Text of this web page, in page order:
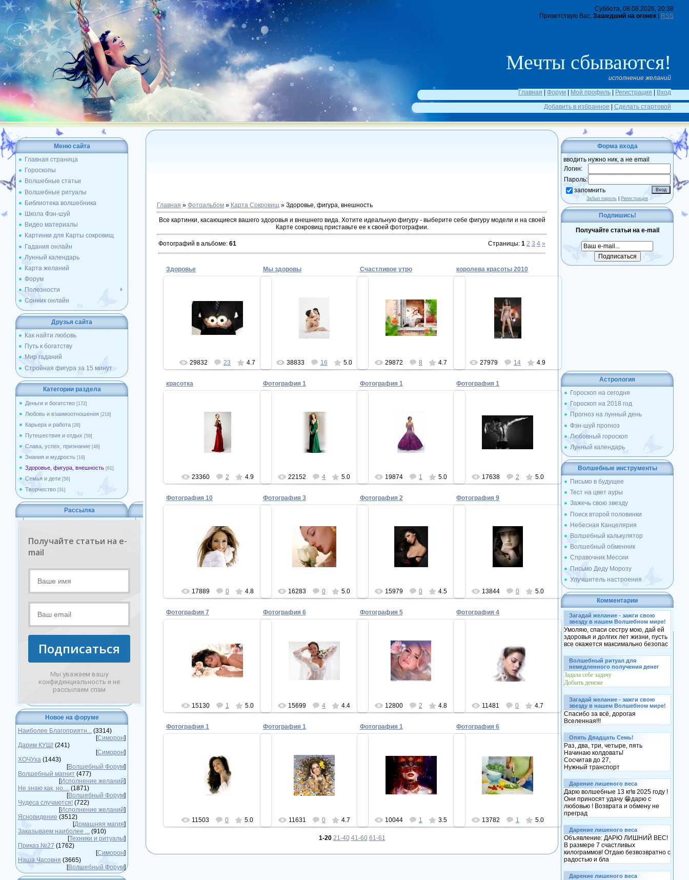
Суббота, 08.08.2026, 20:38
Приветствую Вас, Зашедший на огонек RSS
Мечты сбываются!
исполнение желаний
Главная
Форум Мой профиль Регистрация
Вход
Добавить в избранное
Сделать стартовой
Меню сайта
Главная страница
Гороскопы
Волшебные статьи
Волшебные ритуалы
Библиотека волшебника
Школа Фэн-шуй
Видео материалы
Картинки для Карты сокровищ
Гадания онлайн
Лунный календарь
Карта желаний
Форум
Полезности
Сонник онлайн
Друзья сайта
Как найти любовь
Путь к богатству
Мир гаданий
Стройная фигура за 15 минут
Категории раздела
Деньги и богатство [172]
Любовь и взаимоотношения [218]
Карьера и работа [26]
Путешествия и отдых [59]
Слава, успех, признание [48]
Знания и мудрость [19]
Здоровье, фигура, внешность [61]
Семья и дети [56]
Творчество [31]
Рассылка
Получайте статьи на e-
mail
Подписаться
Мы уважаем вашу
конфиденциальность и не
рассылаем спам
Новое на форуме
Наиболее Благоприятн... (3314)
[Симорон]
Дарим КУШ! (241)
[Симорон]
ХОЧУха (1443)
[Волшебный Форум]
Волшебный магнит (477)
[Исполнение желаний]
Не знаю как, но.... (1871)
[Волшебный Форум]
Чудеса случаются! (722)
[Исполнение желаний]
Ясновидение (3512)
[Домашняя магия]
Заказываем наиболее ... (910)
[Техники и ритуалы]
Приказ №27 (1762)
[Симорон]
Наша Часовня (3665)
[Волшебный Форум]
Главная » Фотоальбом » Карта Сокровищ » Здоровье, фигура, внешность
Все картинки, касающиеся вашего здоровья и внешнего вида. Хотите идеальную фигуру - выберите себе фигуру модели и на своей
Карте сокровищ приставьте ее к своей фотографии.
Фотографий в альбоме: 61 Страницы: 1 2 3 4 »
Здоровье
17.12.2010
организм работает как часы
Superman
29832 23 4.7
Мы здоровы
17.12.2010
Мы здоровы и счастливвы
Superman
38833 16 5.0
Счастливое утро
15.12.2010
Счастливое утро)
slon016
29872 8 4.7
королева красоты 2010
17.11.2010
стройная фигура, красивая
внешность, молодость
tasha78
27979 14 4.9
красотка
17.11.2010
стройная фигура, красивая
внешность, молодость
tasha78
23360 2 4.9
Фотография 1
15.05.2010
У меня перкрасная внешность.
МИРАЖка
22152 4 5.0
Фотография 1
15.05.2010
У меня очень стройная фигура.
МИРАЖка
19874 1 5.0
Фотография 1
СПОРТИВНАЯ ФИГУРА,
ПРИВЛЕКАТЕЛЬНАЯ
ВНЕШНОСТЬ ИЗБЫТОЧНАЯ
СЕКСУАЛЬНОСТЬ !!!!
17638 2 5.0
Фотография 10
15.04.2010
красота
ПЕРИ
17889 0 4.8
Фотография 3
15.04.2010
красота
ПЕРИ
16283 0 5.0
Фотография 2
15.04.2010
красота
ПЕРИ
15979 0 4.5
Фотография 9
15.04.2010
красота
ПЕРИ
13844 0 5.0
Фотография 7
15.04.2010
красота
ПЕРИ
15130 1 5.0
Фотография 6
15.04.2010
красота
ПЕРИ
15699 4 4.4
Фотография 5
15.04.2010
красота
ПЕРИ
12800 2 4.8
Фотография 4
15.04.2010
красота
ПЕРИ
11481 0 4.7
Фотография 1
15.04.2010
красота
ПЕРИ
11503 0 5.0
Фотография 1
20.03.2010
Видящая
11631 0 4.7
Фотография 1
14.03.2010
-Lely-
10044 1 3.5
Фотография 6
12.02.2010
marquise
13782 1 5.0
1-20 21-40 41-60 61-61
Форма входа
вводить нужно ник, а не email
Логин:
Пароль:
запомнить
Забыл пароль Регистрация
Подпишись!
Получайте статьи на e-mail
Астрология
Гороскоп на сегодня
Гороскоп на 2018 год
Прогноз на лунный день
Фэн-шуй прогноз
Любовный гороскоп
Лунный календарь
Волшебные инструменты
Письмо в будущее
Тест на цвет ауры
Зажечь свою звезду
Поиск второй половинки
Небесная Канцелярия
Волшебный калькулятор
Волшебный обменник
Справочник Мессии
Письмо Деду Морозу
Улучшитель настроения
Комментарии
Загадай желание - зажги свою
звезду в нашем Волшебном мире!
Умоляю, спаси сестру мою, дай ей
здоровья и долгих лет жизни, пусть
все окажется максимально безопас
Волшебный ритуал для
немедленного получения денег
Задала себе задачу
Добыть денеже
Загадай желание - зажги свою
звезду в нашем Волшебном мире!
Спасибо за всё, дорогая
Вселенная!!!
Опять Двадцать Семь!
Раз, два, три, четыре, пять
Начинаю колдовать!
Сосчитав до 27,
Нужный транспорт
Дарение лишеного веса
Дарю волшебные 13 кг!в 2025 году !
Они приносят удачу 😁дарю с
любовью ! Возврата и обмену не
преград
Дарение лишеного веса
Объявление: ДАРЮ ЛИШНИЙ ВЕС!
В размере 7 счастливых
килограммов! Отдаю безвозвратно с
радостью и бла
Дарение лишеного веса